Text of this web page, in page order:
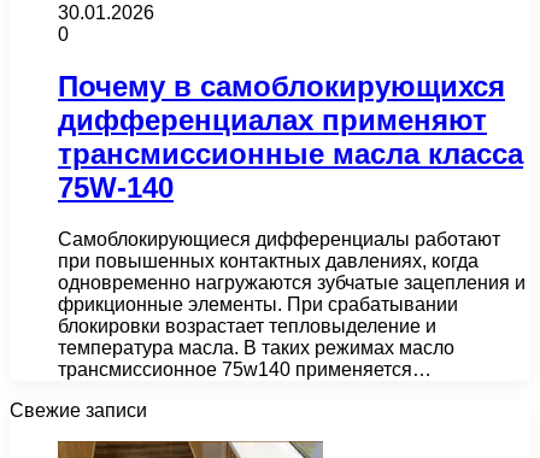
30.01.2026
0
Почему в самоблокирующихся
дифференциалах применяют
трансмиссионные масла класса
75W-140
Самоблокирующиеся дифференциалы работают
при повышенных контактных давлениях, когда
одновременно нагружаются зубчатые зацепления и
фрикционные элементы. При срабатывании
блокировки возрастает тепловыделение и
температура масла. В таких режимах масло
трансмиссионное 75w140 применяется…
Свежие записи